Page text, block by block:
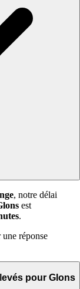
, notre délai
est
.
une réponse
pour Glons